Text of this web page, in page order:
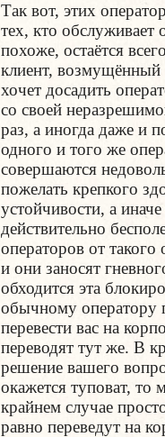
Так вот, этих
тех, кто обслуживает
похоже, остаётся
клиент, возмущённый
хочет досадить
со своей
раз, а иногда даже и
одного и того же
совершаются
пожелать крепкого
устойчивости, а
действительно
операторов от
и они заносят
обходится эта
обычному оператору
перевести вас на
переводят тут же. В
решение вашего
окажется туповат, то
крайнем случае
равно переведут на